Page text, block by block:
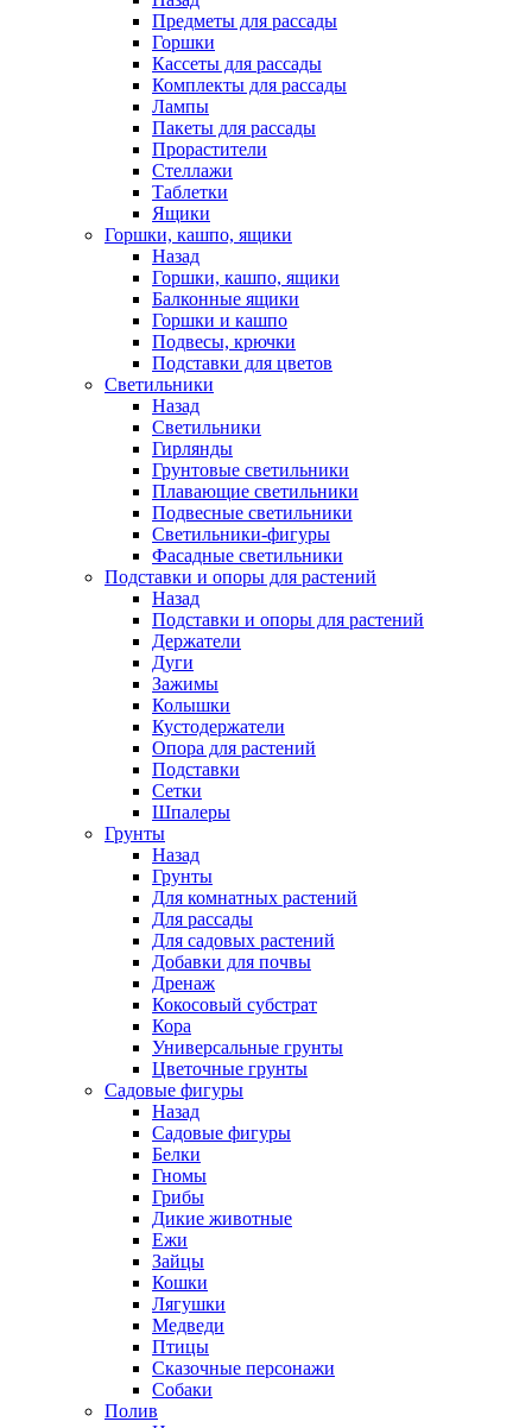
Предметы для рассады
Горшки
Кассеты для рассады
Комплекты для рассады
Лампы
Пакеты для рассады
Прорастители
Стеллажи
Таблетки
Ящики
Горшки, кашпо, ящики
Назад
Горшки, кашпо, ящики
Балконные ящики
Горшки и кашпо
Подвесы, крючки
Подставки для цветов
Светильники
Назад
Светильники
Гирлянды
Грунтовые светильники
Плавающие светильники
Подвесные светильники
Светильники-фигуры
Фасадные светильники
Подставки и опоры для растений
Назад
Подставки и опоры для растений
Держатели
Дуги
Зажимы
Колышки
Кустодержатели
Опора для растений
Подставки
Сетки
Шпалеры
Грунты
Назад
Грунты
Для комнатных растений
Для рассады
Для садовых растений
Добавки для почвы
Дренаж
Кокосовый субстрат
Кора
Универсальные грунты
Цветочные грунты
Садовые фигуры
Назад
Садовые фигуры
Белки
Гномы
Грибы
Дикие животные
Ежи
Зайцы
Кошки
Лягушки
Медведи
Птицы
Сказочные персонажи
Собаки
Полив